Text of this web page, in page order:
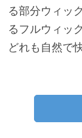
る部分ウィッ
るフルウィッ
どれも自然で